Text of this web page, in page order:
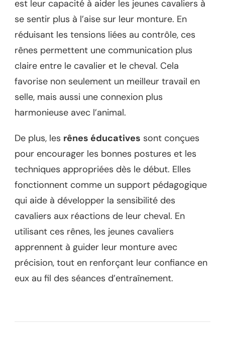
est leur capacité à aider les jeunes cavaliers à
se sentir plus à l’aise sur leur monture. En
réduisant les tensions liées au contrôle, ces
rênes permettent une communication plus
claire entre le cavalier et le cheval. Cela
favorise non seulement un meilleur travail en
selle, mais aussi une connexion plus
harmonieuse avec l’animal.
De plus, les rênes éducatives sont conçues
pour encourager les bonnes postures et les
techniques appropriées dès le début. Elles
fonctionnent comme un support pédagogique
qui aide à développer la sensibilité des
cavaliers aux réactions de leur cheval. En
utilisant ces rênes, les jeunes cavaliers
apprennent à guider leur monture avec
précision, tout en renforçant leur confiance en
eux au fil des séances d’entraînement.